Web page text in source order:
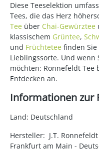
Diese Teeselektion
Tees, die das Herz
Tee über Chai-Gewürztee
klassischem Grüntee,
und Früchtetee finden
Lieblingssorte. Und wenn
möchten: Ronnefeldt Tee
Entdecken an.
Informationen zur
Land: Deutschland
Hersteller: J.T.
Frankfurt am Main -